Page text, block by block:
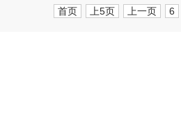
首页
上5页 上一页 6